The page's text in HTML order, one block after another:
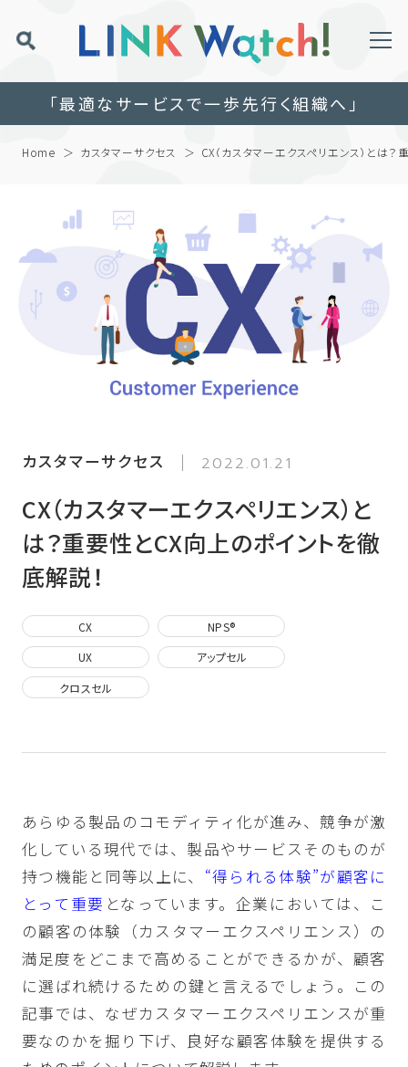
「最適なサービスで一歩先行く組織へ」
Home カスタマーサクセス CX（カスタマーエクスペリエンス）とは
カスタマーサクセス 2022.01.21
CX（カスタマーエクスペリエンス）と
は？重要性とCX向上のポイントを徹
底解説！
CX
NPS®️
UX
アップセル
クロスセル
あらゆる製品のコモディティ化が進み、競争が激
化している現代では、製品やサービスそのものが
持つ機能と同等以上に、 “得られる体験”が顧客に
とって重要 となっています。企業においては、こ
の顧客の体験（カスタマーエクスペリエンス）の
満足度をどこまで高めることができるかが、顧客
に選ばれ続けるための鍵と言えるでしょう。この
記事では、なぜカスタマーエクスペリエンスが重
要なのかを掘り下げ、良好な顧客体験を提供する